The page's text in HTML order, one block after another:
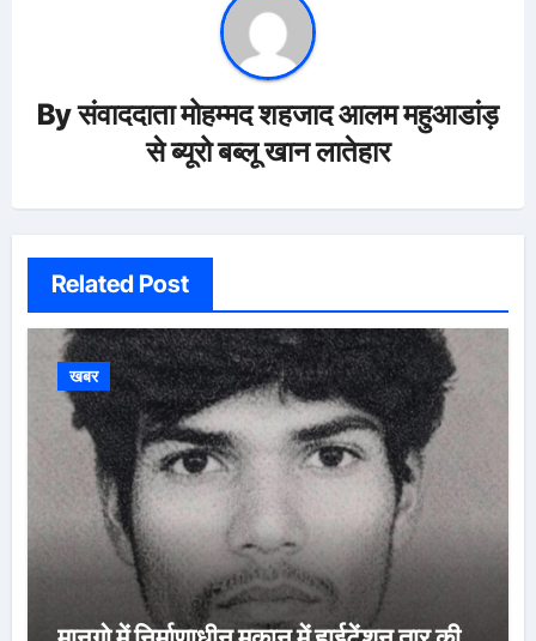
Byसंवाददाता मोहम्मद शहजाद आलम महुआडांड़
से ब्यूरो बब्लू खान लातेहार
Related Post
खबर